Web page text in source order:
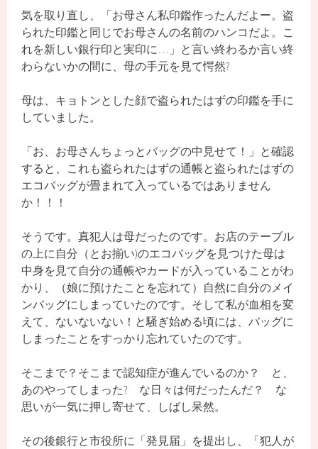
気を取り直し、「お母さん私印鑑作ったんだよー。盗
られた印鑑と同じでお母さんの名前のハンコだよ。こ
れを新しい銀行印と実印に…」と言い終わるか言い終
わらないかの間に、母の手元を見て愕然?
母は、キョトンとした顔で盗られたはずの印鑑を手に
していました。
「お、お母さんちょっとバッグの中見せて！」と確認
すると、これも盗られたはずの通帳と盗られたはずの
エコバッグが畳まれて入っているではありません
か！！！
そうです。真犯人は母だったのです。お店のテーブル
の上に自分（とお揃い)のエコバッグを見つけた母は
中身を見て自分の通帳やカードが入っていることがわ
かり、（娘に預けたことを忘れて）自然に自分のメイ
ンバッグにしまっていたのです。そして私が血相を変
えて、ないないない！と騒ぎ始める頃には、バッグに
しまったことをすっかり忘れていたのです。
そこまで？そこまで認知症が進んでいるのか？ と、
あのやってしまった? な日々は何だったんだ？ な
思いが一気に押し寄せて、しばし呆然。
その後銀行と市役所に「発見届」を提出し、「犯人が